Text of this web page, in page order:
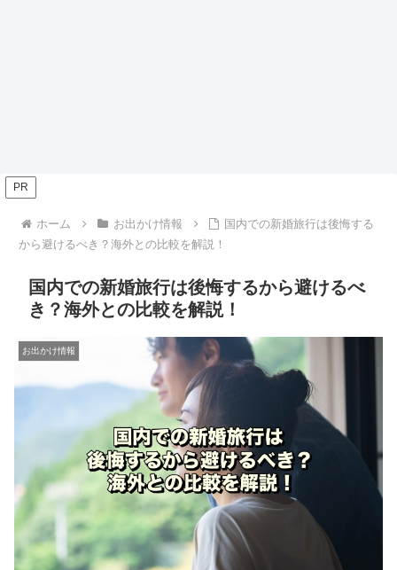
PR
ホーム お出かけ情報
国内での新婚旅行は後悔する
から避けるべき？海外との比較を解説！
国内での新婚旅行は後悔するから避けるべ
き？海外との比較を解説！
お出かけ情報